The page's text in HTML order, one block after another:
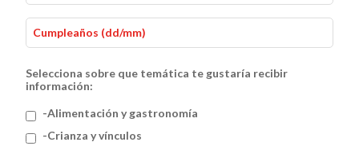
Selecciona sobre que temática te gustaría recibir
información:
-Alimentación y gastronomía
-Crianza y vínculos